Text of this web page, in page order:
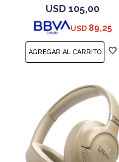
USD 105,00
USD 89,25